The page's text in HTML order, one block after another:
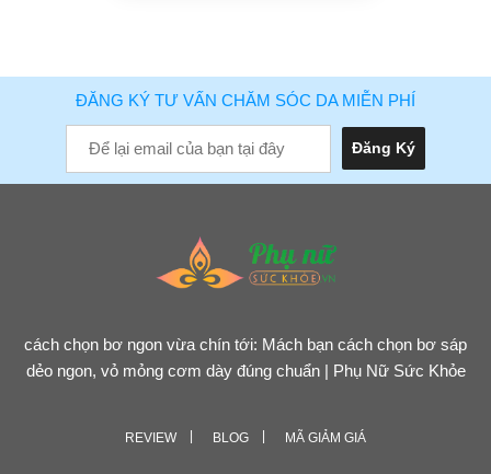
ĐĂNG KÝ TƯ VẤN CHĂM SÓC DA MIỄN PHÍ
cách chọn bơ ngon vừa chín tới: Mách bạn cách chọn bơ sáp
dẻo ngon, vỏ mỏng cơm dày đúng chuẩn | Phụ Nữ Sức Khỏe
REVIEW BLOG MÃ GIẢM GIÁ